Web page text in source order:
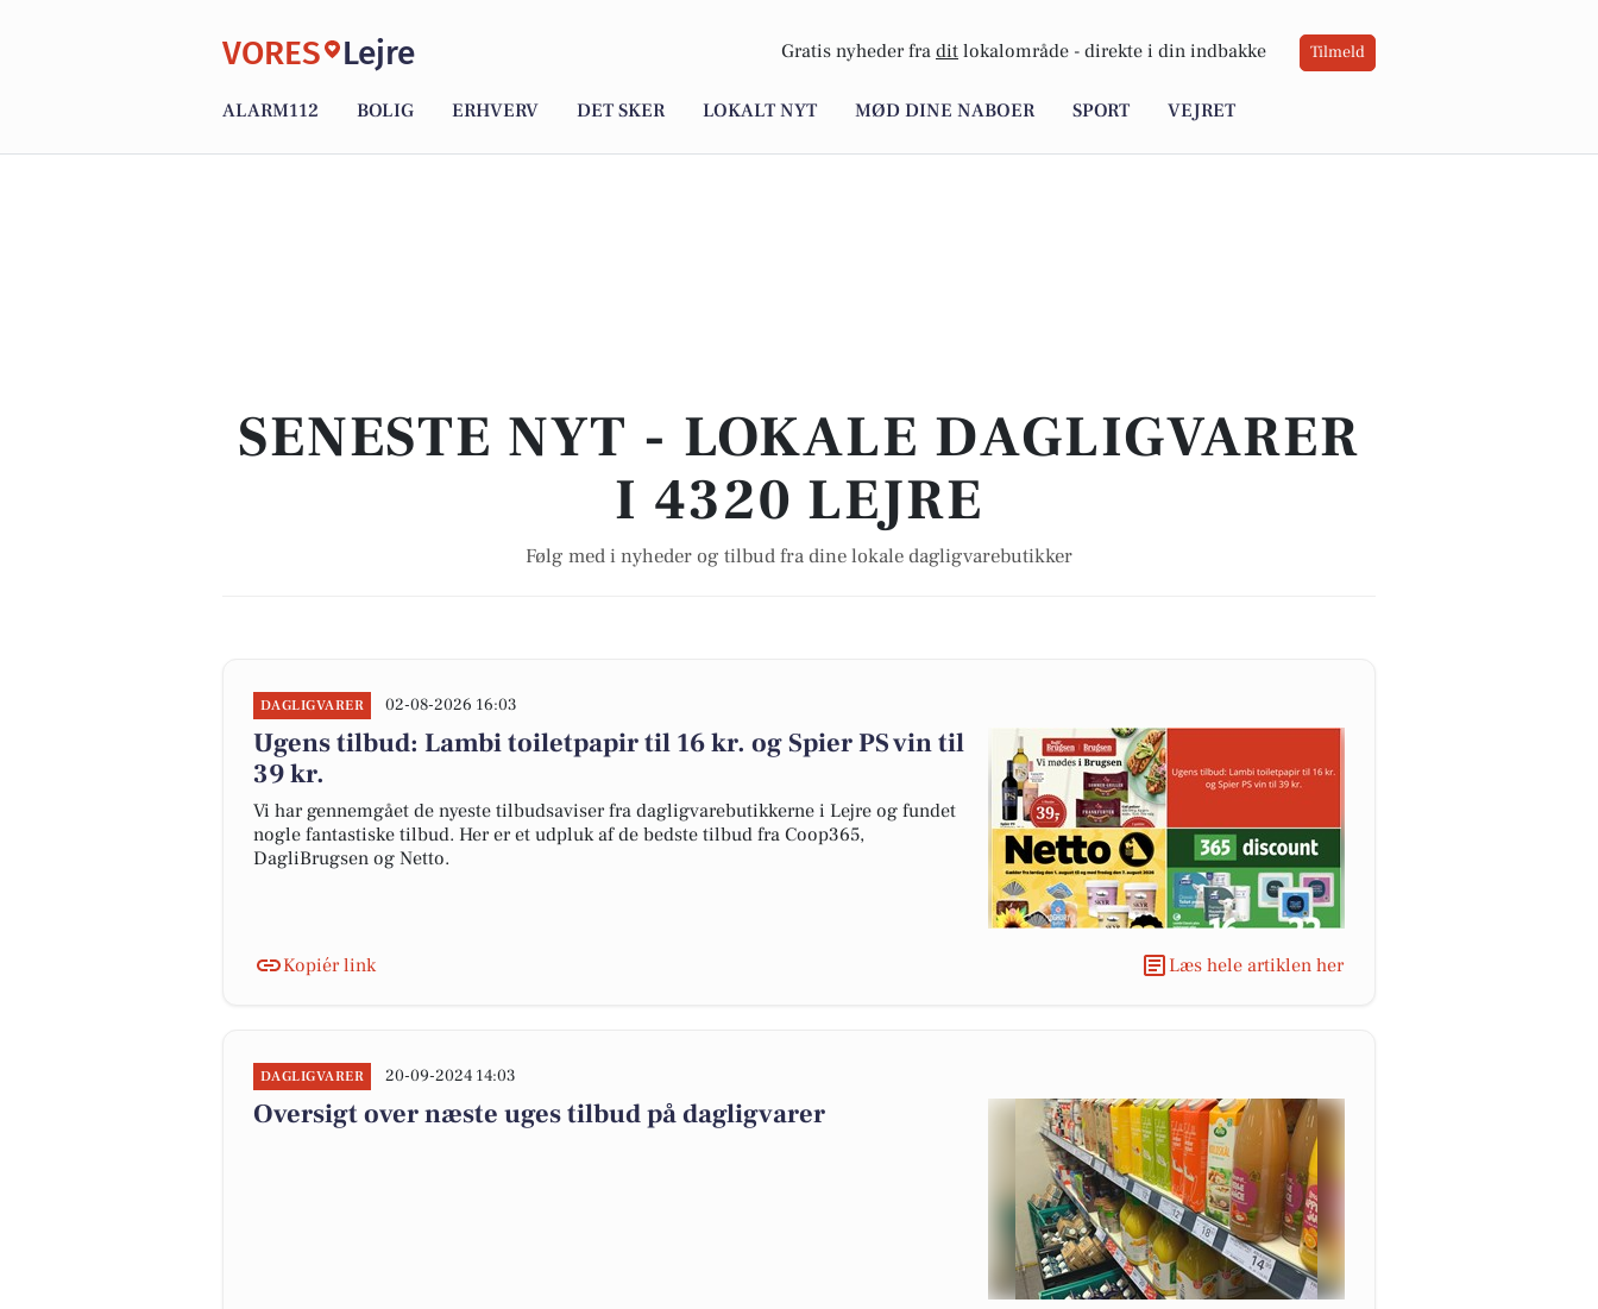
VORES Lejre Gratis nyheder fra dit lokalområde - direkte i din indbakke Tilmeld
ALARM112 BOLIG ERHVERV DET SKER LOKALT NYT MØD DINE NABOER SPORT VEJRET
SENESTE NYT - LOKALE DAGLIGVARER
I 4320 LEJRE
Følg med i nyheder og tilbud fra dine lokale dagligvarebutikker
DAGLIGVARER 02-08-2026 16:03
Ugens tilbud: Lambi toiletpapir til 16 kr. og Spier PS vin til
39 kr.
Vi har gennemgået de nyeste tilbudsaviser fra dagligvarebutikkerne i Lejre og fundet
nogle fantastiske tilbud. Her er et udpluk af de bedste tilbud fra Coop365,
DagliBrugsen og Netto.
Kopiér link Læs hele artiklen her
DAGLIGVARER 20-09-2024 14:03
Oversigt over næste uges tilbud på dagligvarer